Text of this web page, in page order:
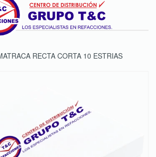
content
RECTA CORTA 10 ESTRIAS